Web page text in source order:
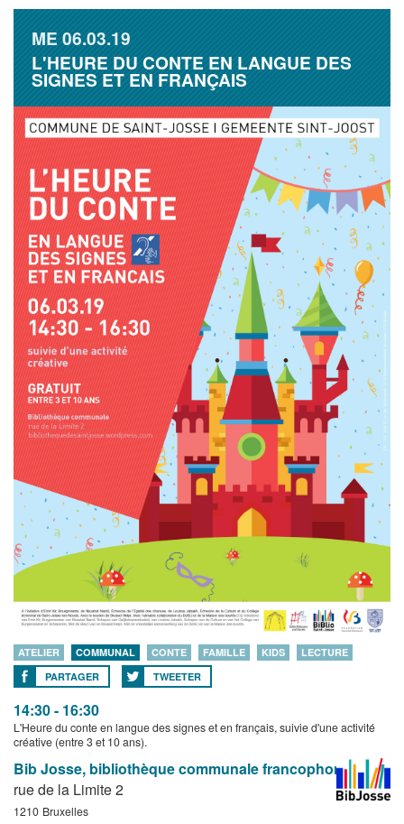
ME06.03.19
L'HEURE DU CONTE EN LANGUE DES
SIGNES ET EN FRANÇAIS
ATELIER COMMUNAL CONTE FAMILLE KIDS
LECTURE
PARTAGER
TWEETER
14:30 - 16:30
L'Heure du conte en langue des signes et en français, suivie d'une activité
créative (entre 3 et 10 ans).
Bib Josse, bibliothèque communale francophone
rue de la Limite 2
1210 Bruxelles